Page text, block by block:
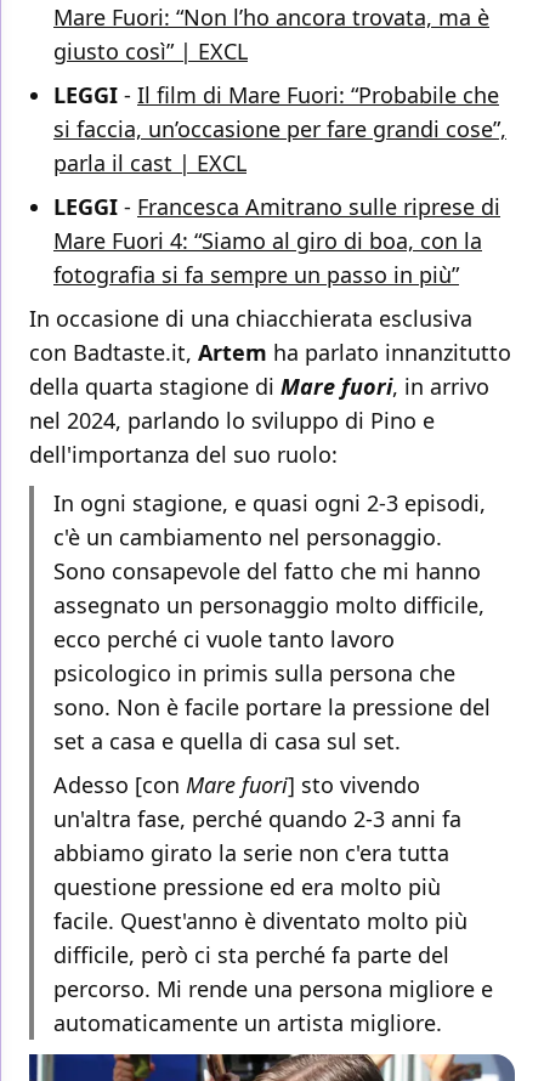
Mare Fuori: “Non l’ho ancora trovata, ma è
giusto così” | EXCL
LEGGI - Il film di Mare Fuori: “Probabile che
si faccia, un’occasione per fare grandi cose”,
parla il cast | EXCL
LEGGI - Francesca Amitrano sulle riprese di
Mare Fuori 4: “Siamo al giro di boa, con la
fotografia si fa sempre un passo in più”
In occasione di una chiacchierata esclusiva
con Badtaste.it, Artem ha parlato innanzitutto
della quarta stagione di Mare fuori, in arrivo
nel 2024, parlando lo sviluppo di Pino e
dell'importanza del suo ruolo:
In ogni stagione, e quasi ogni 2-3 episodi,
c'è un cambiamento nel personaggio.
Sono consapevole del fatto che mi hanno
assegnato un personaggio molto difficile,
ecco perché ci vuole tanto lavoro
psicologico in primis sulla persona che
sono. Non è facile portare la pressione del
set a casa e quella di casa sul set.
Adesso [con Mare fuori] sto vivendo
un'altra fase, perché quando 2-3 anni fa
abbiamo girato la serie non c'era tutta
questione pressione ed era molto più
facile. Quest'anno è diventato molto più
difficile, però ci sta perché fa parte del
percorso. Mi rende una persona migliore e
automaticamente un artista migliore.